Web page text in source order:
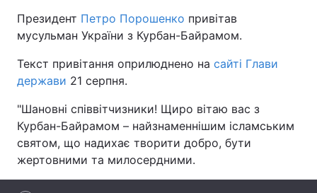
Головна
Україна Політика
Економіка Світ
Президент Петро Порошенко привітав
мусульман України з Курбан-Байрамом.
Текст привітання оприлюднено на сайті Глави
держави 21 серпня.
"Шановні співвітчизники! Щиро вітаю вас з
Курбан-Байрамом – найзнаменнішим ісламським
святом, що надихає творити добро, бути
жертовними та милосердними.